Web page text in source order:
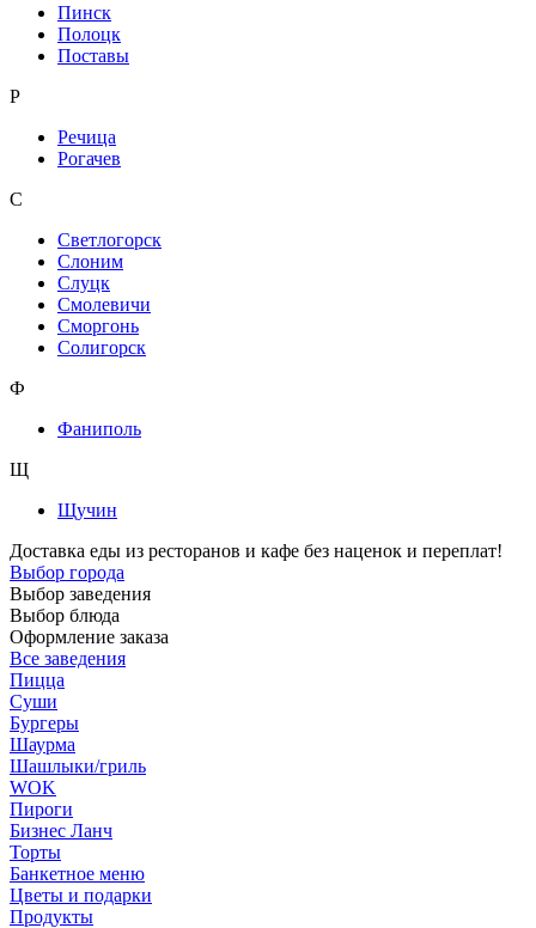
Пинск
Полоцк
Поставы
Р
Речица
Рогачев
С
Светлогорск
Слоним
Слуцк
Смолевичи
Сморгонь
Солигорск
Ф
Фаниполь
Щ
Щучин
Доставка еды из ресторанов и кафе без наценок и переплат!
Выбор города
Выбор заведения
Выбор блюда
Оформление заказа
Все заведения
Пицца
Суши
Бургеры
Шаурма
Шашлыки/гриль
WOK
Пироги
Бизнес Ланч
Торты
Банкетное меню
Цветы и подарки
Продукты